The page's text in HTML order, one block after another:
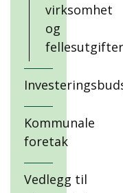
virksomhet
og
fellesutgifter
Kommunale
foretak
Vedlegg til